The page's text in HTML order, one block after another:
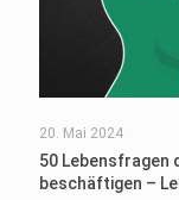
20. Mai 2024
50 Lebensfragen
beschäftigen –